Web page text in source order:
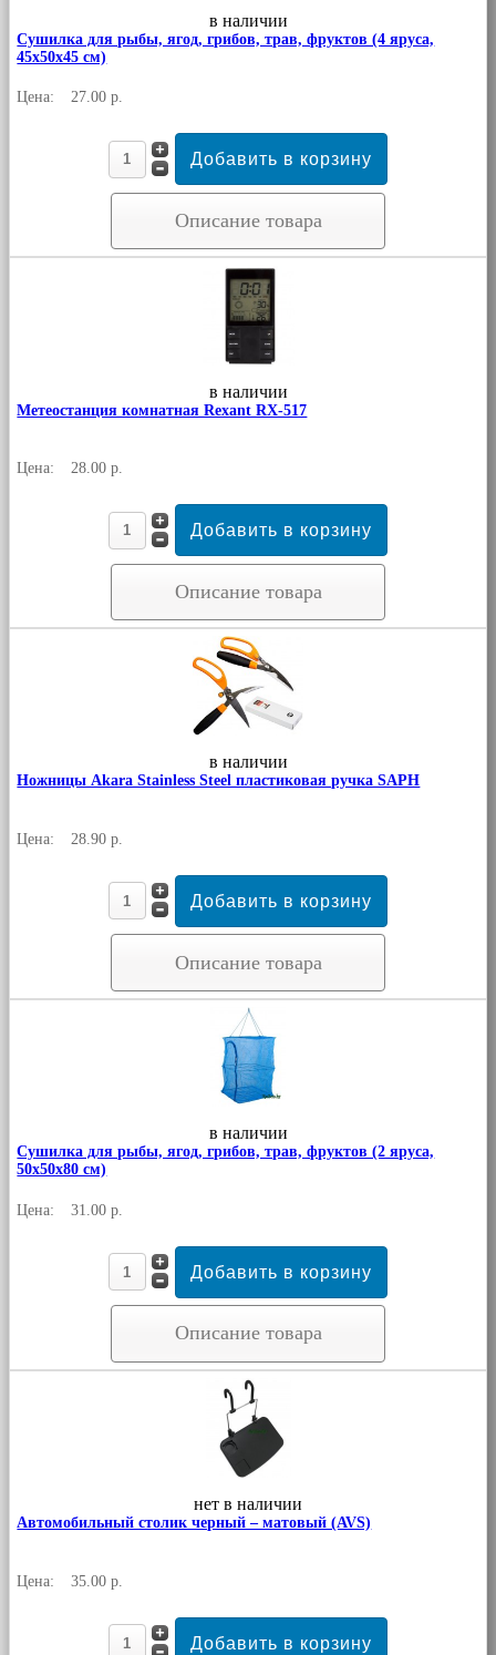
в наличии
Сушилка для рыбы, ягод, грибов, трав, фруктов (4 яруса,
45х50х45 см)
Цена: 27.00 р.
Описание товара
в наличии
Метеостанция комнатная Rexant RX-517
Цена: 28.00 р.
Описание товара
в наличии
Ножницы Akara Stainless Steel пластиковая ручка SAPH
Цена: 28.90 р.
Описание товара
в наличии
Сушилка для рыбы, ягод, грибов, трав, фруктов (2 яруса,
50х50х80 см)
Цена: 31.00 р.
Описание товара
нет в наличии
Автомобильный столик черный – матовый (AVS)
Цена: 35.00 р.